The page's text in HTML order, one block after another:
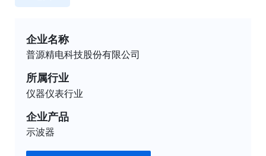
企业名称
普源精电科技股份有限公司
所属行业
仪器仪表行业
企业产品
示波器